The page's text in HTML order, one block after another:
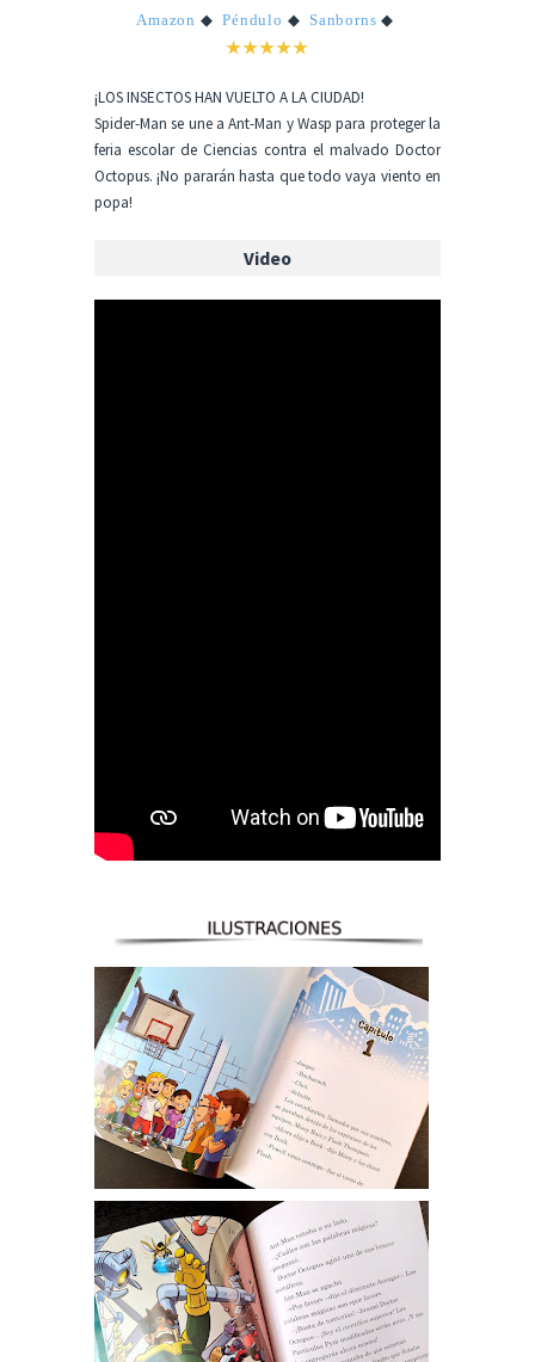
Amazon ◆Péndulo ◆ Sanborns ◆
★★★★★
¡LOS INSECTOS HAN VUELTO A LA CIUDAD!
Spider-Man se une a Ant-Man y Wasp para proteger la
feria escolar de Ciencias contra el malvado Doctor
Octopus. ¡No pararán hasta que todo vaya viento en
popa!
Video